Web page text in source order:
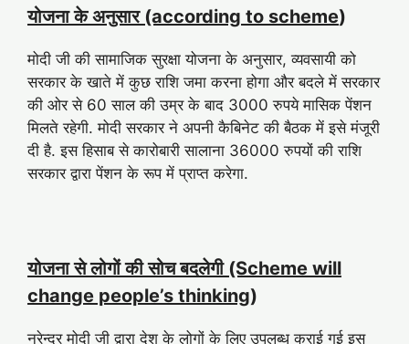
योजना के अनुसार (according to scheme)
मोदी जी की सामाजिक सुरक्षा योजना के अनुसार, व्यवसायी को
सरकार के खाते में कुछ राशि जमा करना होगा और बदले में सरकार
की ओर से 60 साल की उम्र के बाद 3000 रुपये मासिक पेंशन
मिलते रहेगी. मोदी सरकार ने अपनी कैबिनेट की बैठक में इसे मंजूरी
दी है. इस हिसाब से कारोबारी सालाना 36000 रुपयों की राशि
सरकार द्वारा पेंशन के रूप में प्राप्त करेगा.
योजना से लोगों की सोच बदलेगी (Scheme will
change people’s thinking)
नरेन्द्र मोदी जी द्वारा देश के लोगों के लिए उपलब्ध कराई गई इस